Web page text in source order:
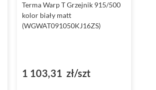
Terma Warp T Grzejnik 915/500
kolor biały matt
(WGWAT091050KJ16ZS)
1 103,31 zł/szt